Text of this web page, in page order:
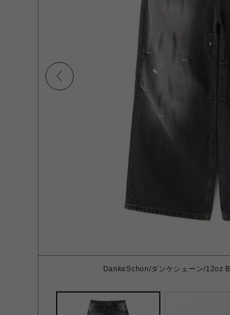
DankeSchon/ダンケシェーン/12oz